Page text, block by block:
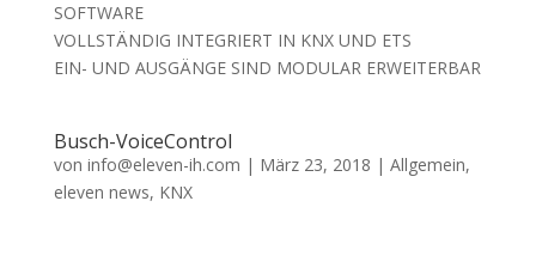
SOFTWARE
VOLLSTÄNDIG INTEGRIERT IN KNX UND ETS
EIN- UND AUSGÄNGE SIND MODULAR ERWEITERBAR
Busch-VoiceControl
von info@eleven-ih.com | März 23, 2018 | Allgemein,
eleven news, KNX